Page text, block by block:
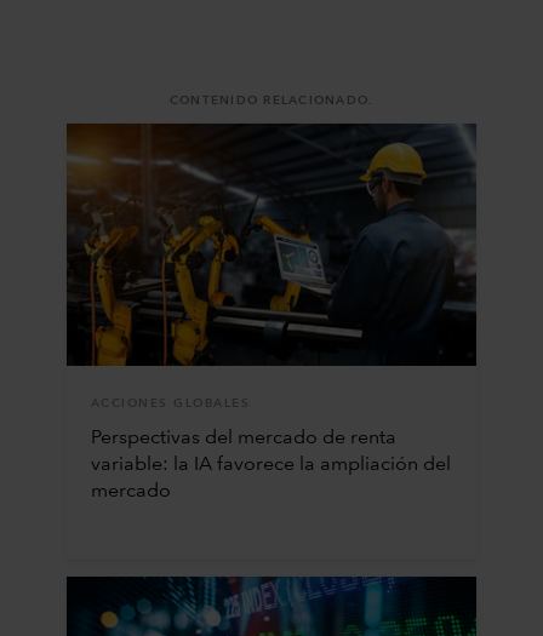
CONTENIDO RELACIONADO.
ACCIONES GLOBALES
Perspectivas del mercado de renta
variable: la IA favorece la ampliación del
mercado